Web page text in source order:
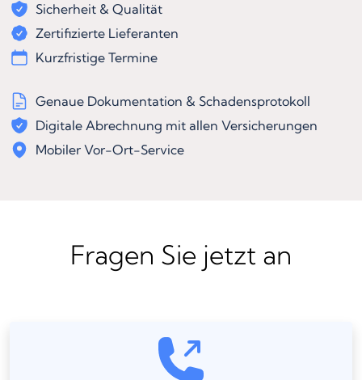
Sicherheit & Qualität
Zertifizierte Lieferanten
Kurzfristige Termine
Genaue Dokumentation & Schadensprotokoll
Digitale Abrechnung mit allen Versicherungen
Mobiler Vor-Ort-Service
Fragen Sie jetzt an